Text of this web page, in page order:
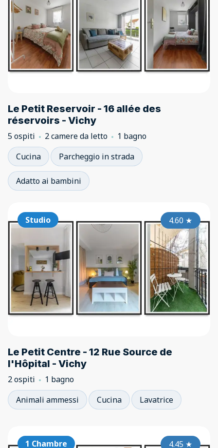
Le Petit Reservoir - 16 allée des
réservoirs - Vichy
5 ospiti 2 camere da letto
1 bagno
Cucina
Parcheggio in strada
Adatto ai bambini
Studio 4.60 ★
Le Petit Centre - 12 Rue Source de
l'Hôpital - Vichy
2 ospiti
1 bagno
Animali ammessi
Cucina Lavatrice
1 Chambre 4.45 ★